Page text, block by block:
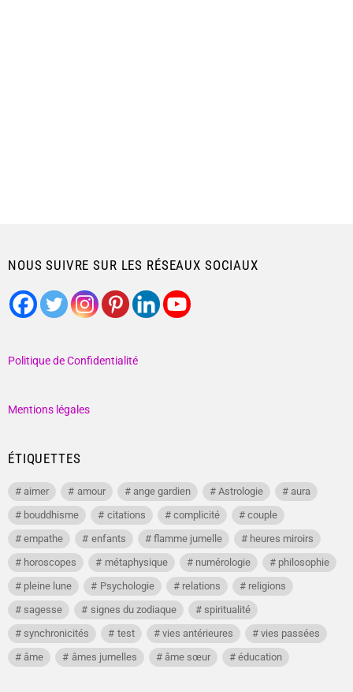
NOUS SUIVRE SUR LES RÉSEAUX SOCIAUX
Politique de Confidentialité
Mentions légales
ÉTIQUETTES
aimer amour ange gardien Astrologie
aura
bouddhisme
citations complicité
couple
empathe
enfants flamme jumelle
heures miroirs
horoscopes
métaphysique numérologie
philosophie
pleine lune
Psychologie relations
religions
sagesse
signes du zodiaque
spiritualité
synchronicités
test vies antérieures
vies passées
âme
âmes jumelles âme sœur éducation